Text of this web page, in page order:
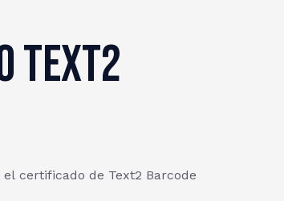
Text2
certificado de Text2 Barcode